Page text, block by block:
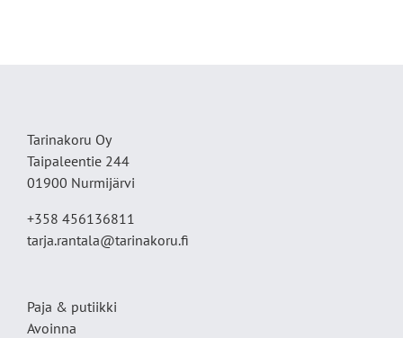
Tarinakoru Oy
Taipaleentie 244
01900 Nurmijärvi
+358 456136811
tarja.rantala@tarinakoru.fi
Paja & putiikki
Avoinna